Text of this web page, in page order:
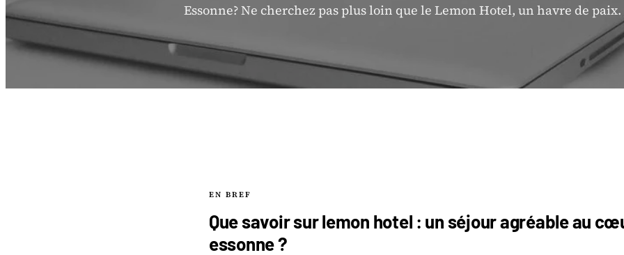
Essonne? Ne cherchez pas plus loin que le Lemon Hotel, un havre de paix.
EN BREF
Que savoir sur lemon hotel : un séjour agréable au
essonne ?